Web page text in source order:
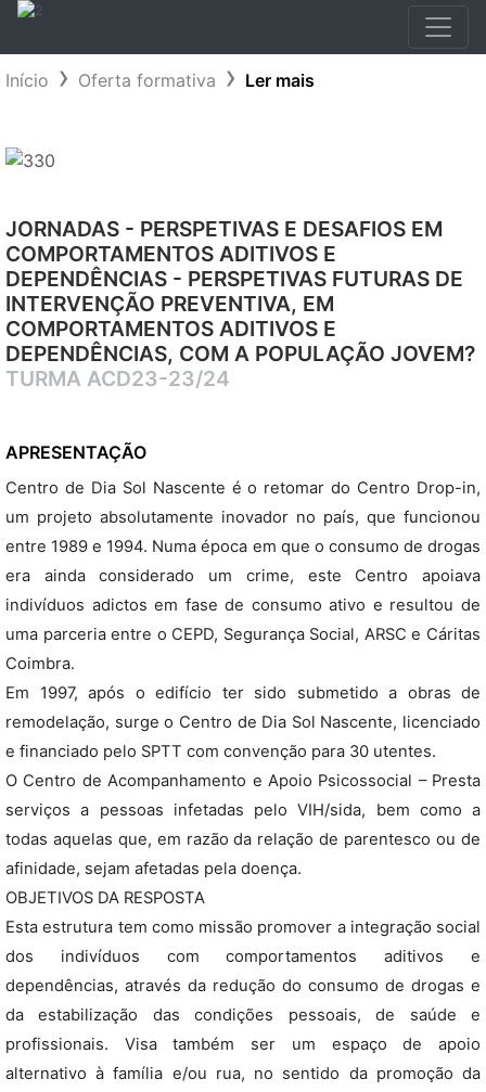
Início Oferta formativa Ler mais
JORNADAS - PERSPETIVAS E DESAFIOS EM
COMPORTAMENTOS ADITIVOS E
DEPENDÊNCIAS - PERSPETIVAS FUTURAS DE
INTERVENÇÃO PREVENTIVA, EM
COMPORTAMENTOS ADITIVOS E
DEPENDÊNCIAS, COM A POPULAÇÃO JOVEM?
TURMA ACD23-23/24
APRESENTAÇÃO
Centro de Dia Sol Nascente é o retomar do Centro Drop-in,
um projeto absolutamente inovador no país, que funcionou
entre 1989 e 1994. Numa época em que o consumo de drogas
era ainda considerado um crime, este Centro apoiava
indivíduos adictos em fase de consumo ativo e resultou de
uma parceria entre o CEPD, Segurança Social, ARSC e Cáritas
Coimbra.
Em 1997, após o edifício ter sido submetido a obras de
remodelação, surge o Centro de Dia Sol Nascente, licenciado
e financiado pelo SPTT com convenção para 30 utentes.
O Centro de Acompanhamento e Apoio Psicossocial – Presta
serviços a pessoas infetadas pelo VIH/sida, bem como a
todas aquelas que, em razão da relação de parentesco ou de
afinidade, sejam afetadas pela doença.
OBJETIVOS DA RESPOSTA
Esta estrutura tem como missão promover a integração social
dos indivíduos com comportamentos aditivos e
dependências, através da redução do consumo de drogas e
da estabilização das condições pessoais, de saúde e
profissionais. Visa também ser um espaço de apoio
alternativo à família e/ou rua, no sentido da promoção da